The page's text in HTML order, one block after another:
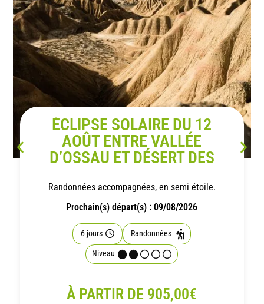
ÉCLIPSE SOLAIRE DU 12
AOÛT ENTRE VALLÉE
D’OSSAU ET DÉSERT DES
BARDENAS
Randonnées accompagnées, en semi étoile.
Prochain(s) départ(s) : 09/08/2026
6 jours
Randonnées
Niveau
À PARTIR DE 905,00€